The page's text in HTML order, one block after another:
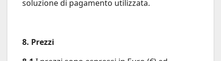
soluzione di pagamento utilizzata.
8. Prezzi